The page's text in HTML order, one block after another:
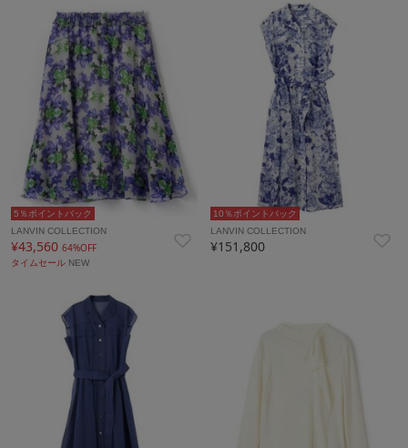
5％ポイントバック
LANVIN COLLECTION
¥43,560 64%OFF
タイムセール NEW
10％ポイントバック
LANVIN COLLECTION
¥151,800